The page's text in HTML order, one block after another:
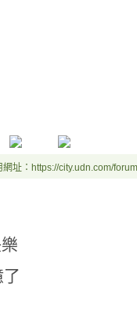
網址：https://city.udn.com/